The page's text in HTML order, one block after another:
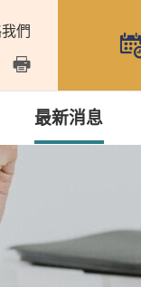
們
toprint
最新消息